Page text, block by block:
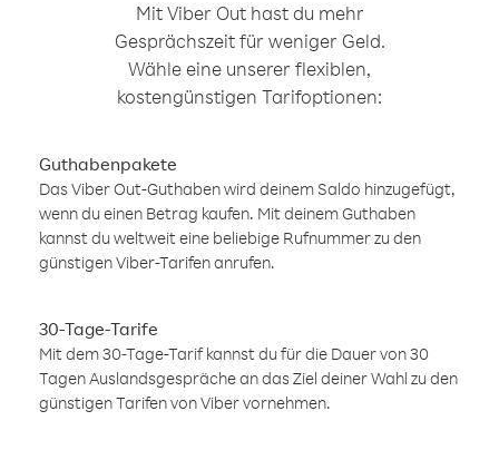
Mit Viber Out hast du mehr
Gesprächszeit für weniger Geld.
Wähle eine unserer flexiblen,
kostengünstigen Tarifoptionen:
Guthabenpakete
Das Viber Out-Guthaben wird deinem Saldo hinzugefügt,
wenn du einen Betrag kaufen. Mit deinem Guthaben
kannst du weltweit eine beliebige Rufnummer zu den
günstigen Viber-Tarifen anrufen.
30-Tage-Tarife
Mit dem 30-Tage-Tarif kannst du für die Dauer von 30
Tagen Auslandsgespräche an das Ziel deiner Wahl zu den
günstigen Tarifen von Viber vornehmen.